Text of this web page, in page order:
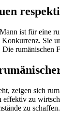
ist für eine
Sie
rumänischen
zeigen sich
zu
zu schaffen.